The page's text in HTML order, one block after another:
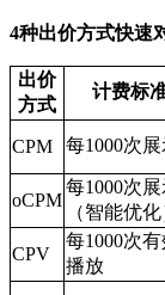
4种出价方式快速
出价
方式
计费标
CPM 每1000次
oCPM
每1000次
（智能优化
CPV
每1000次有
播放